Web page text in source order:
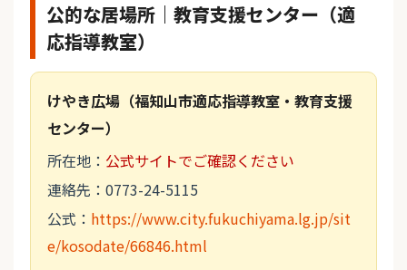
公的な居場所｜教育支援センター（適
応指導教室）
けやき広場（福知山市適応指導教室・教育支援
センター）
所在地： 公式サイトでご確認ください
連絡先：0773-24-5115
公式： https://www.city.fukuchiyama.lg.jp/sit
e/kosodate/66846.html